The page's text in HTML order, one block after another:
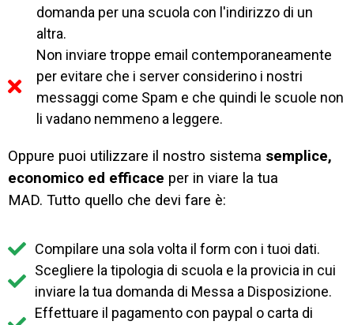
domanda per una scuola con l'indirizzo di un
altra.
Non inviare troppe email contemporaneamente
per evitare che i server considerino i nostri
messaggi come Spam e che quindi le scuole non
li vadano nemmeno a leggere.
Oppure puoi utilizzare il nostro sistema semplice,
economico ed efficace per in viare la tua
MAD. Tutto quello che devi fare è:
Compilare una sola volta il form con i tuoi dati.
Scegliere la tipologia di scuola e la provicia in cui
inviare la tua domanda di Messa a Disposizione.
Effettuare il pagamento con paypal o carta di